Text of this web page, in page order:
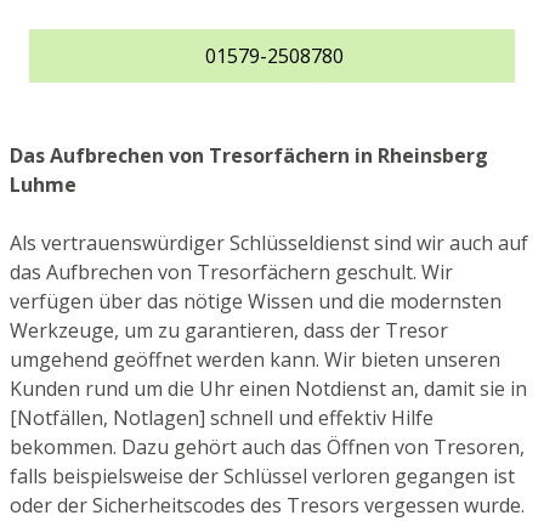
01579-2508780
Das Aufbrechen von Tresorfächern in Rheinsberg
Luhme
Als vertrauenswürdiger Schlüsseldienst sind wir auch auf
das Aufbrechen von Tresorfächern geschult. Wir
verfügen über das nötige Wissen und die modernsten
Werkzeuge, um zu garantieren, dass der Tresor
umgehend geöffnet werden kann. Wir bieten unseren
Kunden rund um die Uhr einen Notdienst an, damit sie in
[Notfällen, Notlagen] schnell und effektiv Hilfe
bekommen. Dazu gehört auch das Öffnen von Tresoren,
falls beispielsweise der Schlüssel verloren gegangen ist
oder der Sicherheitscodes des Tresors vergessen wurde.